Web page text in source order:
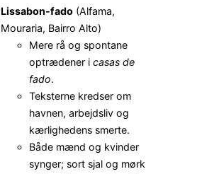
Lissabon-fado (Alfama,
Mouraria, Bairro Alto)
Mere rå og spontane
optrædener i casas de
fado.
Teksterne kredser om
havnen, arbejdsliv og
kærlighedens smerte.
Både mænd og kvinder
synger; sort sjal og mørk